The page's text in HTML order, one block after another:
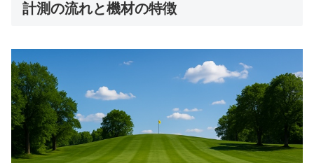
計測の流れと機材の特徴